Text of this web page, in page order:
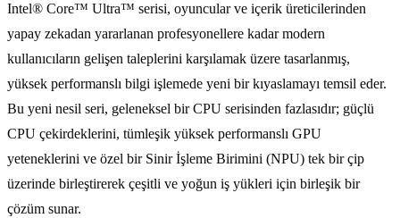
Intel® Core™ Ultra™ serisi, oyuncular ve içerik üreticilerinden
yapay zekadan yararlanan profesyonellere kadar modern
kullanıcıların gelişen taleplerini karşılamak üzere tasarlanmış,
yüksek performanslı bilgi işlemede yeni bir kıyaslamayı temsil eder.
Bu yeni nesil seri, geleneksel bir CPU serisinden fazlasıdır; güçlü
CPU çekirdeklerini, tümleşik yüksek performanslı GPU
yeteneklerini ve özel bir Sinir İşleme Birimini (NPU) tek bir çip
üzerinde birleştirerek çeşitli ve yoğun iş yükleri için birleşik bir
çözüm sunar.